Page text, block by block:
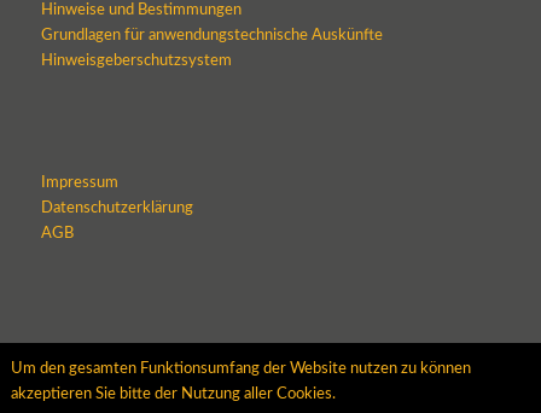
Hinweise und Bestimmungen
Grundlagen für anwendungstechnische Auskünfte
Hinweisgeberschutzsystem
Impressum
Datenschutzerklärung
AGB
Um den gesamten Funktionsumfang der Website nutzen zu können
akzeptieren Sie bitte der Nutzung aller Cookies.